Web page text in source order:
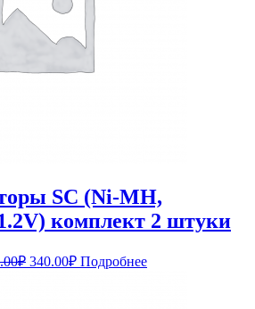
SC (Ni-MH,
комплект 2 штуки
₽ Первоначальная
340.00₽Текущая
цена:
Подробнее